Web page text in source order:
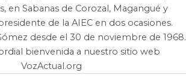
en Sabanas de Corozal, Magangué y
de la AIEC en dos ocasiones.
desde el 30 de noviembre de 1968.
bienvenida a nuestro sitio web
VozActual.org